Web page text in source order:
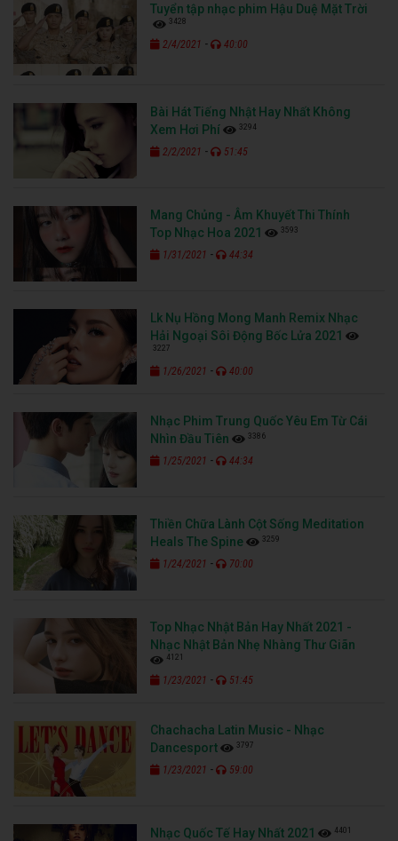
Tuyển tập nhạc phim Hậu Duệ Mặt Trời
3428
2/4/2021 - 40:00
Bài Hát Tiếng Nhật Hay Nhất Không
Xem Hơi Phí
3294
2/2/2021 - 51:45
Mang Chủng - Âm Khuyết Thi Thính
Top Nhạc Hoa 2021
3593
1/31/2021 - 44:34
Lk Nụ Hồng Mong Manh Remix Nhạc
Hải Ngoại Sôi Động Bốc Lửa 2021
3227
1/26/2021 - 40:00
Nhạc Phim Trung Quốc Yêu Em Từ Cái
Nhìn Đầu Tiên
3386
1/25/2021 - 44:34
Thiền Chữa Lành Cột Sống Meditation
Heals The Spine
3259
1/24/2021 - 70:00
Top Nhạc Nhật Bản Hay Nhất 2021 -
Nhạc Nhật Bản Nhẹ Nhàng Thư Giãn
4121
1/23/2021 - 51:45
Chachacha Latin Music - Nhạc
Dancesport
3797
1/23/2021 - 59:00
Nhạc Quốc Tế Hay Nhất 2021 4401